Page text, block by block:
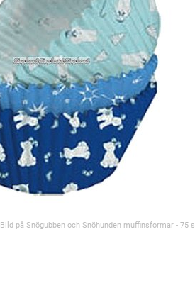
Bild på Snögubben och Snöhunden muffinsformar - 75